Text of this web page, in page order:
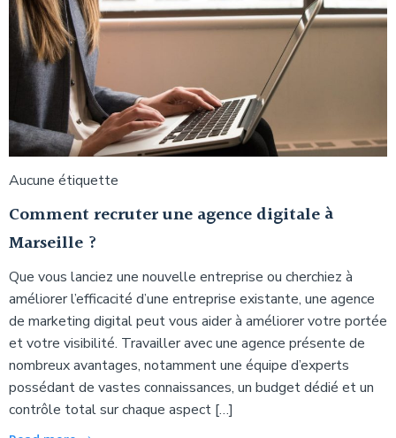
Aucune étiquette
Comment recruter une agence digitale à
Marseille ?
Que vous lanciez une nouvelle entreprise ou cherchiez à
améliorer l’efficacité d’une entreprise existante, une agence
de marketing digital peut vous aider à améliorer votre portée
et votre visibilité. Travailler avec une agence présente de
nombreux avantages, notamment une équipe d’experts
possédant de vastes connaissances, un budget dédié et un
contrôle total sur chaque aspect […]